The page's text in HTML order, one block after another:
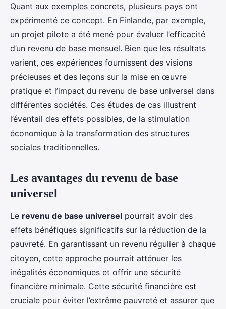
Quant aux exemples concrets, plusieurs pays ont
expérimenté ce concept. En Finlande, par exemple,
un projet pilote a été mené pour évaluer l’efficacité
d’un revenu de base mensuel. Bien que les résultats
varient, ces expériences fournissent des visions
précieuses et des leçons sur la mise en œuvre
pratique et l’impact du revenu de base universel dans
différentes sociétés. Ces études de cas illustrent
l’éventail des effets possibles, de la stimulation
économique à la transformation des structures
sociales traditionnelles.
Les avantages du revenu de base
universel
Le revenu de base universel pourrait avoir des
effets bénéfiques significatifs sur la réduction de la
pauvreté. En garantissant un revenu régulier à chaque
citoyen, cette approche pourrait atténuer les
inégalités économiques et offrir une sécurité
financière minimale. Cette sécurité financière est
cruciale pour éviter l’extrême pauvreté et assurer que